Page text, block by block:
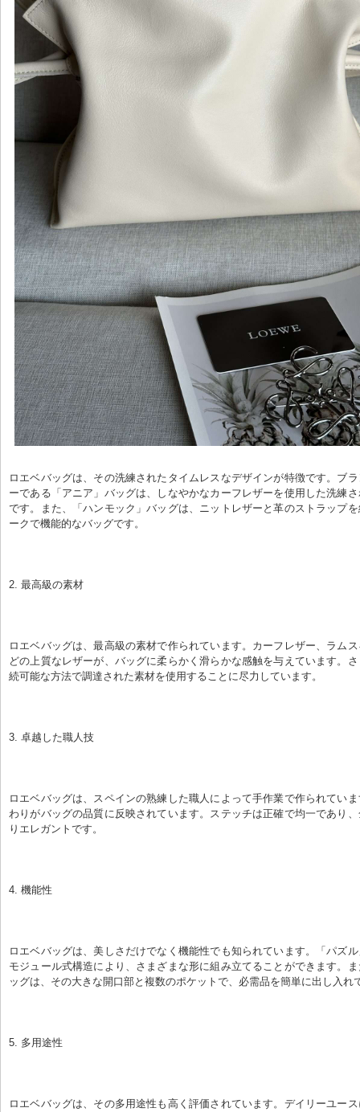
ロエベバッグは、その洗練されたタイムレスなデザインが特徴です。ブ
ーである「アニア」バッグは、しなやかなカーフレザーを使用した洗練
です。また、「ハンモック」バッグは、ニットレザーと革のストラップ
ークで機能的なバッグです。
2. 最高級の素材
ロエベバッグは、最高級の素材で作られています。カーフレザー、ラム
どの上質なレザーが、バッグに柔らかく滑らかな感触を与えています。
続可能な方法で調達された素材を使用することに尽力しています。
3. 卓越した職人技
ロエベバッグは、スペインの熟練した職人によって手作業で作られてい
わりがバッグの品質に反映されています。ステッチは正確で均一であり
りエレガントです。
4. 機能性
ロエベバッグは、美しさだけでなく機能性でも知られています。「パズ
モジュール式構造により、さまざまな形に組み立てることができます。
ッグは、その大きな開口部と複数のポケットで、必需品を簡単に出し入れ
5. 多用途性
ロエベバッグは、その多用途性も高く評価されています。デイリーユー